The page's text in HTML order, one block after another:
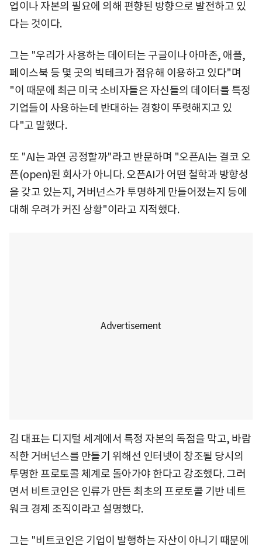
업이나 자본의 필요에 의해 편향된 방향으로 발전하고 있
다는 것이다.
그는 "우리가 사용하는 데이터는 구글이나 아마존, 애플,
페이스북 등 몇 곳의 빅테크가 점유해 이용하고 있다"며
"이 때문에 최근 미국 소비자들은 자신들의 데이터를 특정
기업들이 사용하는데 반대하는 경향이 뚜렷해지고 있
다"고 말했다.
또 "AI는 과연 공정할까"라고 반문하며 "오픈AI는 결코 오
픈(open)된 회사가 아니다. 오픈AI가 어떤 철학과 방향성
을 갖고 있는지, 거버넌스가 투명하게 만들어졌는지 등에
대해 우려가 커진 상황"이라고 지적했다.
김 대표는 디지털 세계에서 특정 자본의 독점을 막고, 바람
직한 거버넌스를 만들기 위해선 인터넷이 창조될 당시의
투명한 프로토콜 체계로 돌아가야 한다고 강조했다. 그러
면서 비트코인은 인류가 만든 최초의 프로토콜 기반 네트
워크 경제 조직이라고 설명했다.
그는 "비트코인은 기업이 발행하는 자산이 아니기 때문에